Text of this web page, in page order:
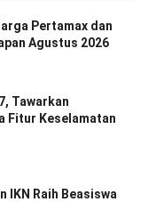
Pertamax dan
Agustus 2026
Tawarkan
Fitur Keselamatan
IKN Raih Beasiswa